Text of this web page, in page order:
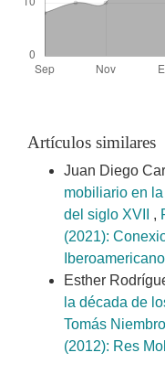
Artículos similares
Juan Diego
mobiliario en
del siglo XVII ,
(2021):
Esther
la década de
Tomás Niembro
(2012): Res